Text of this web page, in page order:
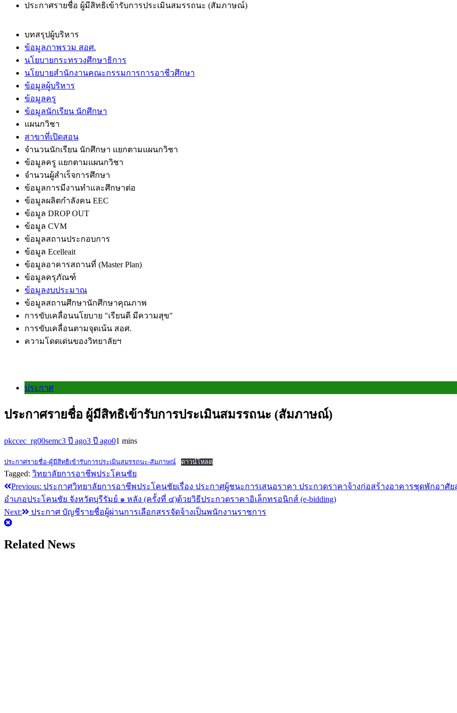
ประกาศรายชื่อ ผู้มีสิทธิเข้ารับการประเมินสมรรถนะ (สัมภาษณ์)
บทสรุปผู้บริหาร
ข้อมูลภาพรวม สอศ.
นโยบายกระทรวงศึกษาธิการ
นโยบายสำนักงานคณะกรรมการการอาชีวศึกษา
ข้อมูลผู้บริหาร
ข้อมูลครู
ข้อมูลนักเรียน นักศึกษา
แผนกวิชา
สาขาที่เปิดสอน
จำนวนนักเรียน นักศึกษา แยกตามแผนกวิชา
ข้อมูลครู แยกตามแผนกวิชา
จำนวนผู้สำเร็จการศึกษา
ข้อมูลการมีงานทำและศึกษาต่อ
ข้อมูลผลิตกำลังคน EEC
ข้อมูล DROP OUT
ข้อมูล CVM
ข้อมูลสถานประกอบการ
ข้อมูล Ecelleait
ข้อมูลอาคารสถานที่ (Master Plan)
ข้อมูลครุภัณฑ์
ข้อมูลงบประมาณ
ข้อมูลสถานศึกษานักศึกษาคุณภาพ
การขับเคลื่อนนโยบาย "เรียนดี มีความสุข"
การขับเคลื่อนตามจุดเน้น สอศ.
ความโดดเด่นของวิทยาลัยฯ
ประกาศ
ประกาศรายชื่อ ผู้มีสิทธิเข้ารับการประเมินสมรรถนะ (สัมภาษณ์)
pkccec_rg00semc3 ปี ago3 ปี ago01 mins
ประกาศรายชื่อ-ผู้มีสิทธิเข้ารับการประเมินสมรรถนะ-สัมภาษณ์ ดาวน์โหลด
Tagged: วิทยาลัยการอาชีพประโคนชัย
แนะแนว
เรื่อง
Previous: ประกาศวิทยาลัยการอาชีพประโคนชัยเรื่อง ประกาศผู้ชนะการเสนอราคา ประกวดราคาจ้างก่อสร้างอาคารชุดพักอา
อำเภอประโคนชัย จังหวัดบุรีรัมย์ ๑ หลัง (ครั้งที่ ๔)ด้วยวิธีประกวดราคาอิเล็กทรอนิกส์ (e-bidding)
Next:
ประกาศ บัญชีรายชื่อผู้ผ่านการเลือกสรรจัดจ้างเป็นพนักงานราชการ
Related News